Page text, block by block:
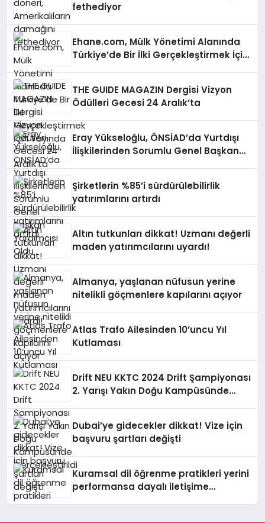
fethediyor
Ehane.com, Mülk Yönetimi Alanında
Türkiye’de Bir İlki Gerçekleştirmek İçin
THE GUIDE MAGAZIN Dergisi Vizyon
Ödülleri Gecesi 24 Aralık’ta
Eray Yükseloğlu, ÖNSİAD’da Yurtdışı
İlişkilerinden Sorumlu Genel Başkan
Şirketlerin %85’i sürdürülebilirlik
yatırımlarını artırdı
Altın tutkunları dikkat! Uzmanı değerli
maden yatırımcılarını uyardı!
Almanya, yaşlanan nüfusun yerine
nitelikli göçmenlere kapılarını açıyor
Atlas Trafo Ailesinden 10’uncu Yıl
Kutlaması
Drift NEU KKTC 2024 Drift Şampiyonası
2. Yarışı Yakın Doğu Kampüsünde
Dubai’ye gidecekler dikkat! Vize için
başvuru şartları değişti
Kuramsal dil öğrenme pratikleri yerini
performansa dayalı iletişime